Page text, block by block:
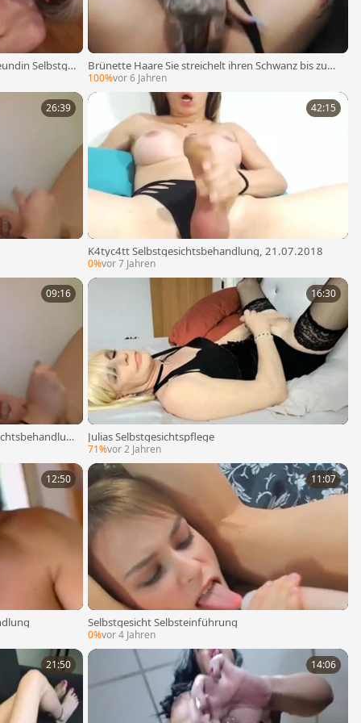
Selbstge Brünette Haare Sie streichelt ihren Schwanz bis zum
Agonorgasmus
100%vor 6 Jahren
26:39 42:15
K4tyc4tt Selbstgesichtsbehandlung, 21.07.2018
0%vor 7 Jahren
09:16 16:30
Julias Selbstgesichtspflege
71%vor 2 Jahren
12:50 11:07
Selbstgesicht Selbsteinführung
0%vor 4 Jahren
21:50 14:06